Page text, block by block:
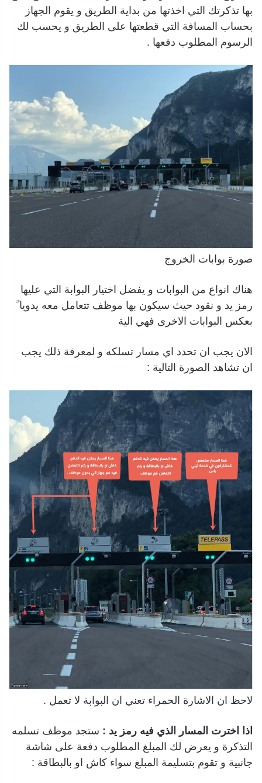
بها تذكرتك التي اخذتها من بداية الطريق و يقوم الجهاز
بحساب المسافة التي قطعتها على الطريق و يحسب لك
الرسوم المطلوب دفعها .
صورة بوابات الخروج
هناك انواع من البوابات و يفضل اختيار البوابة التي عليها
رمز يد و نقود حيث سيكون بها موظف تتعامل معه يدويا ً
بعكس البوابات الاخرى فهي الية
الان يجب ان تحدد اي مسار تسلكه و لمعرفة ذلك يجب
ان تشاهد الصورة التالية :
لاحظ ان الاشارة الحمراء تعني ان البوابة لا تعمل .
اذا اخترت المسار الذي فيه رمز يد : ستجد موظف تسلمه
التذكرة و يعرض لك المبلغ المطلوب دفعة على شاشة
جانبية و تقوم بتسليمة المبلغ سواء كاش او بالبطاقة :